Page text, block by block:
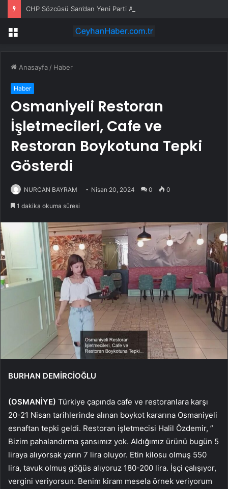
Menü
Anasayfa / Haber
Haber
Osmaniyeli Restoran
İşletmecileri, Cafe ve
Restoran Boykotuna Tepki
Gösterdi
NURCAN BAYRAM Nisan 20, 2024 0 0
1 dakika okuma süresi
BURHAN DEMİRCİOĞLU
(OSMANİYE) Türkiye çapında cafe ve restoranlara karşı
20-21 Nisan tarihlerinde alınan boykot kararına Osmaniyeli
esnaftan tepki geldi. Restoran işletmecisi Halil Özdemir, ”
Bizim pahalandırma şansımız yok. Aldığımız ürünü bugün 5
liraya alıyorsak yarın 7 lira oluyor. Etin kilosu olmuş 550
lira, tavuk olmuş göğüs alıyoruz 180-200 lira. İşçi çalışıyor,
vergini veriyorsun. Benim kiram mesela örnek veriyorum